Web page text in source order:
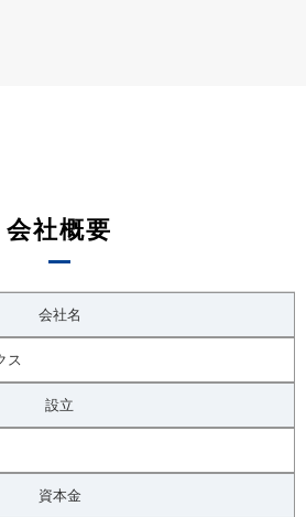
会社概要
会社名
ス
設立
資本金